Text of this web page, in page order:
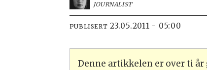
JOURNALIST
PUBLISERT 23.05.2011 - 05:00
Denne artikkelen er over ti